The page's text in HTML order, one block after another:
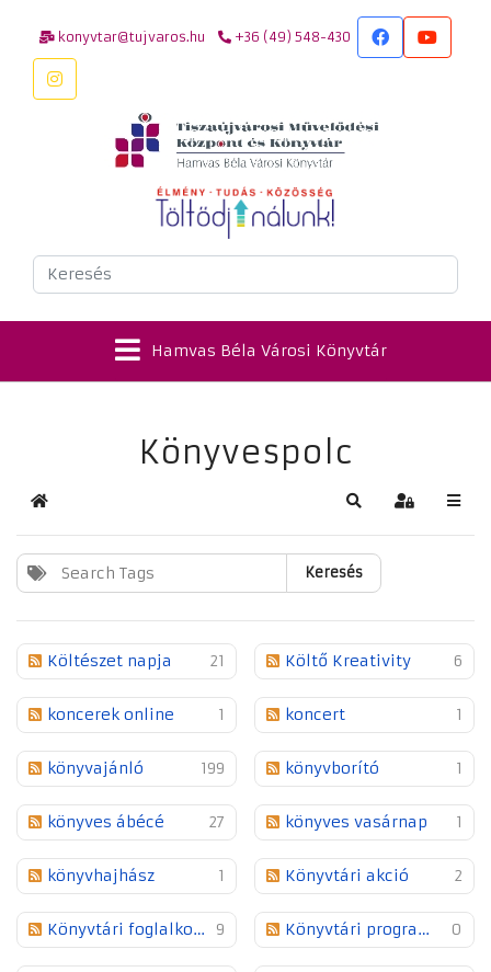
konyvtar@tujvaros.hu +36 (49) 548-430
Keresés
Hamvas Béla Városi Könyvtár
Könyvespolc
Kezdőlap Keresés
Keresés
Költészet napja 21 Költő Kreativity 6
koncerek online 1 koncert 1
könyvajánló 199 könyvborító 1
könyves ábécé 27 könyves vasárnap 1
könyvhajhász 1 Könyvtári akció 2
Könyvtári foglalkozás 9 Könyvtári programok 0